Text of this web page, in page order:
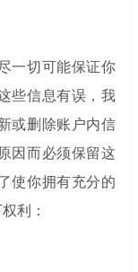
一切可能保证你
些信息有误，我
或删除账户内信
因而必须保留这
使你拥有充分的
利：